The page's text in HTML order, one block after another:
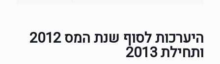
היערכות לסוף שנת המס 2012
ותחילת 2013